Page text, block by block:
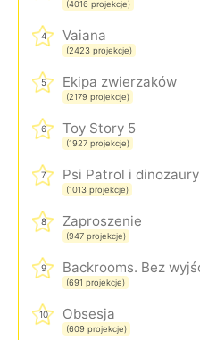
(4016 projekcje)
4 Vaiana
(2423 projekcje)
5 Ekipa zwierzaków
(2179 projekcje)
6 Toy Story 5
(1927 projekcje)
7 Psi Patrol i dinozaury
(1013 projekcje)
8 Zaproszenie
(947 projekcje)
9
(691 projekcje)
10 Obsesja
(609 projekcje)